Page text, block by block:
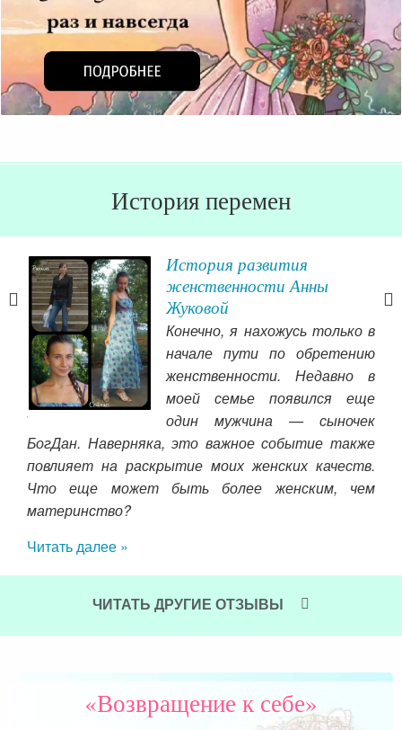
История перемен
История развития
женственности Анны
Жуковой
Конечно, я нахожусь только в
начале пути по обретению
женственности. Недавно в
моей семье появился еще
один мужчина — сыночек
БогДан. Наверняка, это важное событие также
повлияет на раскрытие моих женских качеств.
Что еще может быть более женским, чем
материнство?
Читать далее »
ЧИТАТЬ ДРУГИЕ ОТЗЫВЫ
«Возвращение к себе»